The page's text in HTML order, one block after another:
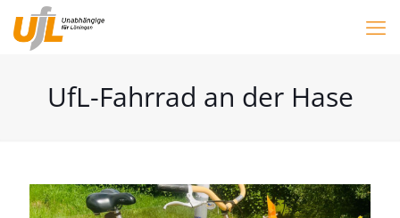
UfL-Fahrrad an der Hase